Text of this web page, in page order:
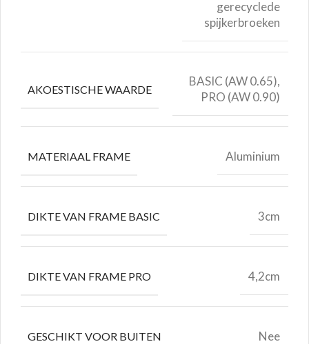
gerecyclede
spijkerbroeken
AKOESTISCHE WAARDE
BASIC (AW 0.65),
PRO (AW 0.90)
MATERIAAL FRAME Aluminium
DIKTE VAN FRAME BASIC 3cm
DIKTE VAN FRAME PRO 4,2cm
GESCHIKT VOOR BUITEN Nee